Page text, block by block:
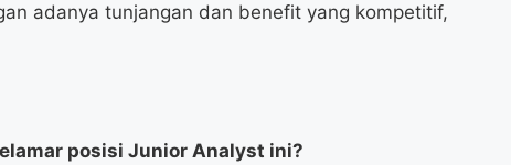
adanya tunjangan dan benefit yang kompetitif,
posisi Junior Analyst ini?